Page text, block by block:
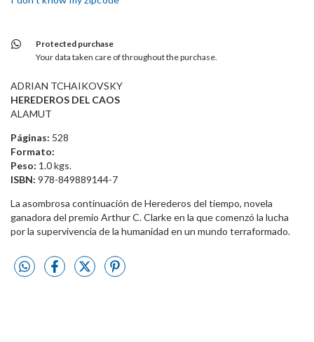
Protected purchase
Your data taken care of throughout the purchase.
ADRIAN TCHAIKOVSKY
HEREDEROS DEL CAOS
ALAMUT
Páginas: 528
Formato:
Peso: 1.0 kgs.
ISBN: 978-849889144-7
La asombrosa continuación de Herederos del tiempo, novela
ganadora del premio Arthur C. Clarke en la que comenzó la lucha
por la supervivencia de la humanidad en un mundo terraformado.